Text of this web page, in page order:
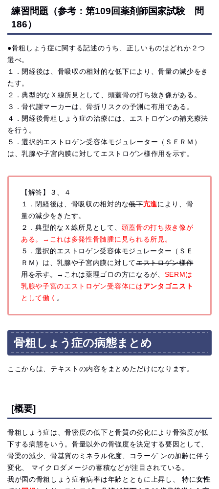
練習問題（参考：第109回薬剤師国家試験 問
186）
●骨粗しょう症に関する記述のうち、正しいものはどれか２つ
選べ。
１．閉経後は、骨吸収の相対的な低下により、骨量の減少をき
たす。
２．典型的なＸ線所見として、頭蓋骨の打ち抜き像がある。
３．骨代謝マーカーは、骨折リスクの予測に有用である。
４．閉経後骨粗しょう症の治療には、 エストロゲンの補充療法
を行う。
５．選択的エストロゲン受容体モジュレーター（ＳＥＲＭ）
は、乳腺や子宮内膜に対してエストロゲン様作用を示す。
【解答】３、４
１．閉経後は、骨吸収の相対的な低下亢進により、 骨
量の減少をきたす。
２．典型的なＸ線所見として、 頭蓋骨の打ち抜き像が
ある。→これは多発性骨髄腫に見られる所見。
５．選択的エストロゲン受容体モジュレーター（ＳＥ
ＲＭ）は、乳腺や子宮内膜に対してエストロゲン様作
用を示す。→これは薬理ゴロの方になるが、 SERMは
乳腺や子宮のエストロゲン受容体には アンタゴニスト
として働く 。
骨粗しょう症の病態まとめ
ここからは、テキストの内容をまとめただけになります。
[概要]
骨粗しょう症は、骨密度の低下と骨質の劣化により骨強度が低
下する病態をいう。骨量以外の骨強度を決定する要因として、
骨梁の減少、骨基質のミネラル化度、コラーゲ ンの加齢に伴う
変化、 マイクロダメージの蓄積などが注目されている。
我が国の骨粗しょう症有病率は年齢とともに上昇し、 特に女性